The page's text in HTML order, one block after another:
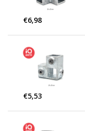
€6,98
€5,53